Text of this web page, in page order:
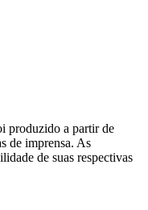
produzido a partir de
de imprensa. As
de suas respectivas